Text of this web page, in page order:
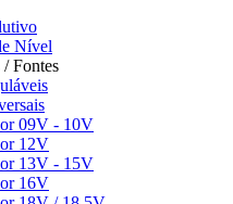
Nível
/ Fontes
09V - 10V
12V
13V - 15V
16V